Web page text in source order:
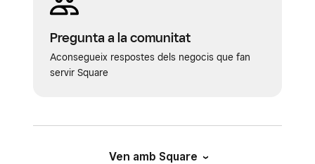
Pregunta a la comunitat
Aconsegueix respostes dels negocis que fan
servir Square
Ven amb Square